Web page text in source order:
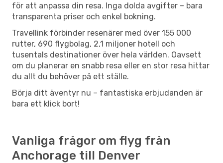
för att anpassa din resa. Inga dolda avgifter – bara
transparenta priser och enkel bokning.
Travellink förbinder resenärer med över 155 000
rutter, 690 flygbolag, 2,1 miljoner hotell och
tusentals destinationer över hela världen. Oavsett
om du planerar en snabb resa eller en stor resa hittar
du allt du behöver på ett ställe.
Börja ditt äventyr nu – fantastiska erbjudanden är
bara ett klick bort!
Vanliga frågor om flyg från
Anchorage till Denver